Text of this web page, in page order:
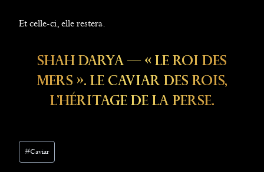
Et celle-ci, elle restera.
Shah Darya — « Le Roi Des
Mers ». Le Caviar Des Rois,
L’héritage De La Perse.
Post
Tags:
#Caviar